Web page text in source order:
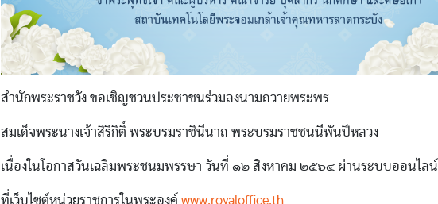
สำนักพระราชวัง ขอเชิญชวนประชาชนร่วมลงนามถวายพระพร
สมเด็จพระนางเจ้าสิริกิติ์ พระบรมราชินีนาถ พระบรมราชชนนีพันปีหลวง
เนื่องในโอกาสวันเฉลิมพระชนมพรรษา วันที่ ๑๒ สิงหาคม ๒๕๖๔ ผ่านระบบออนไลน์
ที่เว็บไซต์หน่วยราชการในพระองค์www.royaloffice.th